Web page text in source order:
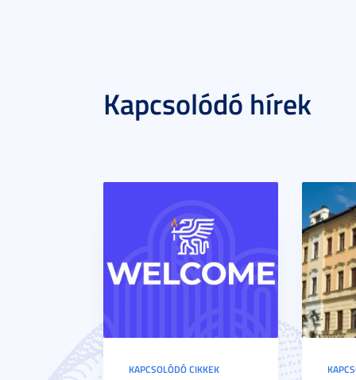
Kapcsolódó hírek
KAPCSOLÓDÓ CIKKEK